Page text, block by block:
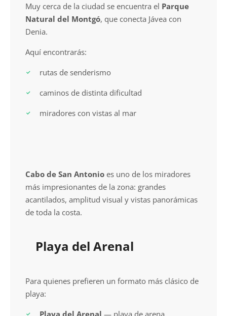
Muy cerca de la ciudad se encuentra el Parque
Natural del Montgó, que conecta Jávea con
Denia.
Aquí encontrarás:
rutas de senderismo
caminos de distinta dificultad
miradores con vistas al mar
Cabo de San Antonio es uno de los miradores
más impresionantes de la zona: grandes
acantilados, amplitud visual y vistas panorámicas
de toda la costa.
Playa del Arenal
Para quienes prefieren un formato más clásico de
playa:
Playa del Arenal — playa de arena